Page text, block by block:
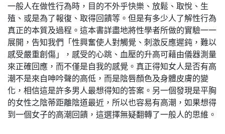
一般人在做性行為時，目的不外乎快樂、放鬆、取悅、生
殖、或是為了報復、取得回饋等。但是有多少人了解性行為
真正的本質及過程。這本書詳盡地將性學者所做的實驗一一
展開，告知我們「性興奮使人對觸覺、刺激反應遲鈍，難以
感受嚴重創傷」，感受的心跳、血壓的升高可藉由儀器測量
來正確回應，而不僅是自我的感覺。真正得知女人是否有高
潮不是來自呻吟聲的高低，而是陰唇顏色及身體皮膚的變
化，相信這是許多男人最想得知的答案。另一個發現是平胸
的女性之陰蒂距離陰道最近，所以也容易有高潮，如果想得
到一個女子的高潮回饋，這選擇無疑翻轉了一般人的思維。